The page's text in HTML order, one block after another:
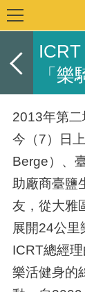
「
2013年第二
今（7）日
Berge）、
助廠商臺鹽
友，從大雅
展開24公里
ICRT總經
樂活健身的